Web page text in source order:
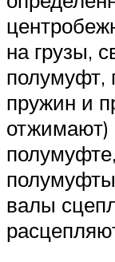
на грузы,
полумуфт,
пружин и
отжимают)
валы